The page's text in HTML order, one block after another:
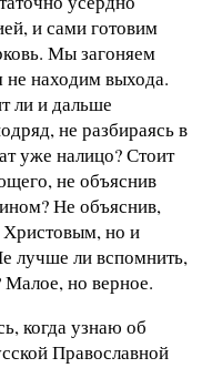
и сами готовим
Мы загоняем
не находим выхода.
ли и дальше
не разбираясь в
уже налицо? Стоит
не объяснив
Не объяснив,
но и
лучше ли вспомнить,
но верное.
когда узнаю об
Православной